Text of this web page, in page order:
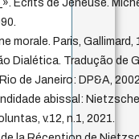
Écrits de Jeneuse.
morale. Paris, Gallimard,
Dialética. Tradução de
de Janeiro: DP&A,
abissal:
v.12, n.1, 2021.